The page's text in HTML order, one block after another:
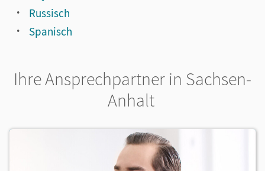
Russisch
Spanisch
Ihre Ansprechpartner in Sachsen-
Anhalt